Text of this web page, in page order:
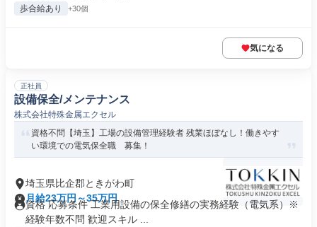
歩合給あり +30個
気になる
正社員
設備保全/メンテナンス
株式会社特殊金属エクセル
資格不問【埼玉】工場の設備管理経験者 残業ほぼなし！働きやす
い環境での電気保全職 募集！
埼玉県比企郡ときがわ町
月給23万円～35万円
資格 応募条件 工業用設備の保全修繕の実務経験（電気系）※
経験年数不問 歓迎スキル ...